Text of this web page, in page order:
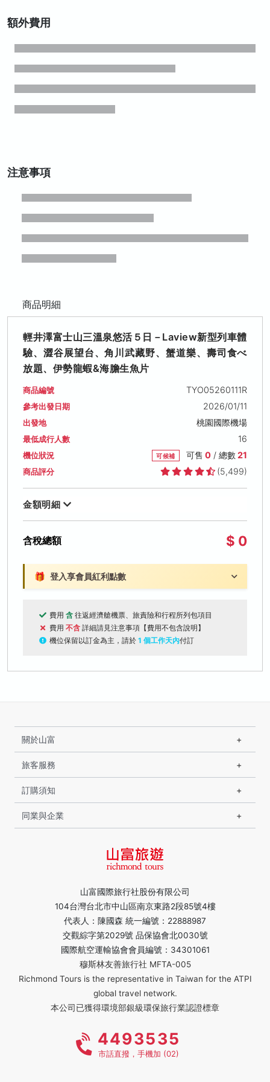
額外費用
注意事項
商品明細
輕井澤富士山三溫泉悠活５日－Laview新型列車體
驗、澀谷展望台、角川武藏野、蟹道樂、壽司食べ
放題、伊勢龍蝦&海膽生魚片
商品編號 TYO05260111R
參考出發日期 2026/01/11
出發地 桃園國際機場
最低成行人數 16
機位狀況 可候補 可售 0/ 總數21
商品評分 (5,499)
金額明細
含稅總額 $ 0
🎁 登入享會員紅利點數
費用 含 往返經濟艙機票、旅責險和行程所列包項目
費用 不含 詳細請見注意事項【費用不包含說明】
機位保留以訂金為主，請於 1 個工作天內付訂
山富國際旅行社股份有限公司
104台灣台北市中山區南京東路2段85號4樓
代表人：陳國森 統一編號：22888987
交觀綜字第2029號 品保協會北0030號
國際航空運輸協會會員編號：34301061
穆斯林友善旅行社 MFTA-005
Richmond Tours is the representative in Taiwan for the ATPI
global travel network.
本公司已獲得環境部銀級環保旅行業認證標章
關於山富
旅客服務
訂購須知
同業與企業
4493535
市話直撥，手機加 (02)